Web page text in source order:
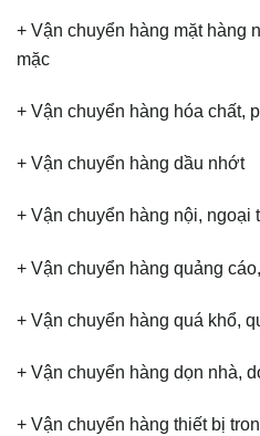
+ Vận chuyển hàng mặt hàng
mặc
+ Vận chuyển hàng hóa chất,
+ Vận chuyển hàng dầu nhớt
+ Vận chuyển hàng nội, ngoại
+ Vận chuyển hàng quảng
+ Vận chuyển hàng quá khổ,
+ Vận chuyển hàng dọn nhà,
+ Vận chuyển hàng thiết bị